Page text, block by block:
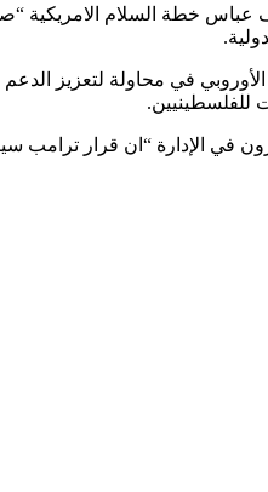
عباس خطة السلام الامريكية
في محاولة لتعزيز الدعم
في الإدارة “ان قرار ترامب